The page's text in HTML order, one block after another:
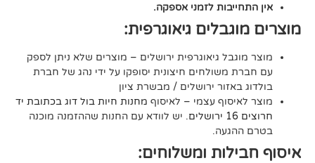
לזמני אספקה.
גיאוגרפית:
גיאוגרפית ירושלים – מוצרים שלא ניתן לספק
חיצונית יסופקו על ידי נהג של חברת
ירושלים / מבשרת ציון
עצמי – לאיסוףמחנות חיות בול דוג בכתובת יד
. יש לוודא עם החנות שההזמנה מוכנה
ומשלוחים: